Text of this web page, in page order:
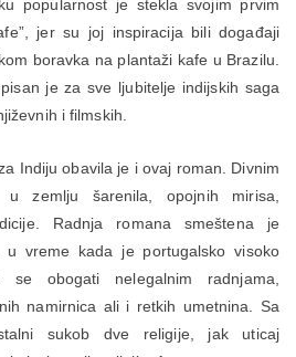
popularnost je stekla svojim prvim
jer su joj inspiracija bili događaji
boravka na plantaži kafe u Brazilu.
je za sve ljubitelje indijskih saga
i filmskih.
Indiju obavila je i ovaj roman. Divnim
zemlju šarenila, opojnih mirisa,
Radnja romana smeštena je
u vreme kada je portugalsko visoko
se obogati nelegalnim radnjama,
namirnica ali i retkih umetnina. Sa
sukob dve religije, jak uticaj